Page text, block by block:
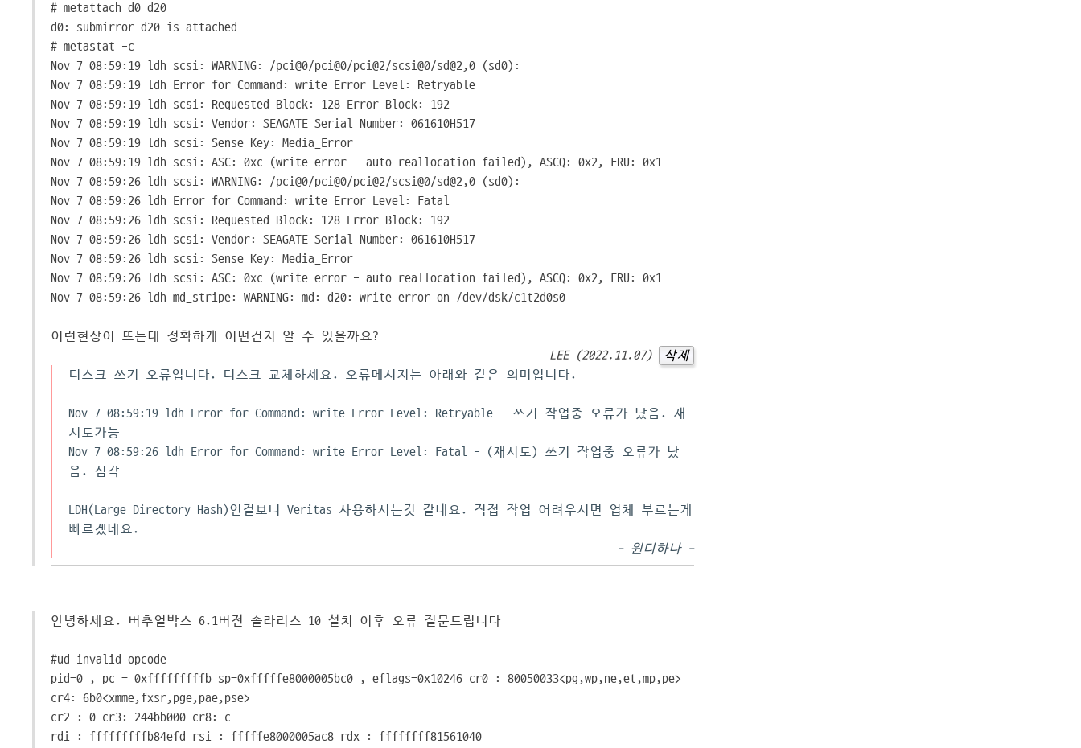
# metattach d0 d20
d0: submirror d20 is attached
# metastat -c
Nov 7 08:59:19 ldh scsi: WARNING: /pci@0/pci@0/pci@2/scsi@0/sd@2,0 (sd0):
Nov 7 08:59:19 ldh Error for Command: write Error Level: Retryable
Nov 7 08:59:19 ldh scsi: Requested Block: 128 Error Block: 192
Nov 7 08:59:19 ldh scsi: Vendor: SEAGATE Serial Number: 061610H517
Nov 7 08:59:19 ldh scsi: Sense Key: Media_Error
Nov 7 08:59:19 ldh scsi: ASC: 0xc (write error - auto reallocation failed), ASCQ: 0x2, FRU: 0x1
Nov 7 08:59:26 ldh scsi: WARNING: /pci@0/pci@0/pci@2/scsi@0/sd@2,0 (sd0):
Nov 7 08:59:26 ldh Error for Command: write Error Level: Fatal
Nov 7 08:59:26 ldh scsi: Requested Block: 128 Error Block: 192
Nov 7 08:59:26 ldh scsi: Vendor: SEAGATE Serial Number: 061610H517
Nov 7 08:59:26 ldh scsi: Sense Key: Media_Error
Nov 7 08:59:26 ldh scsi: ASC: 0xc (write error - auto reallocation failed), ASCQ: 0x2, FRU: 0x1
Nov 7 08:59:26 ldh md_stripe: WARNING: md: d20: write error on /dev/dsk/c1t2d0s0
이런현상이 뜨는데 정확하게 어떤건지 알 수 있을까요?
LEE (2022.11.07)
삭제
디스크 쓰기 오류입니다. 디스크 교체하세요. 오류메시지는 아래와 같은 의미입니다.
Nov 7 08:59:19 ldh Error for Command: write Error Level: Retryable - 쓰기 작업중 오류가 났음. 재
시도가능
Nov 7 08:59:26 ldh Error for Command: write Error Level: Fatal - (재시도) 쓰기 작업중 오류가 났
음. 심각
LDH(Large Directory Hash)인걸보니 Veritas 사용하시는것 같네요. 직접 작업 어려우시면 업체 부르는게
빠르겠네요.
- 윈디하나 -
안녕하세요. 버추얼박스 6.1버전 솔라리스 10 설치 이후 오류 질문드립니다
#ud invalid opcode
pid=0 , pc = 0xfffffffffb sp=0xfffffe8000005bc0 , eflags=0x10246 cr0 : 80050033<pg,wp,ne,et,mp,pe>
cr4: 6b0<xmme,fxsr,pge,pae,pse>
cr2 : 0 cr3: 244bb000 cr8: c
rdi : fffffffffb84efd rsi : fffffe8000005ac8 rdx : ffffffff81561040